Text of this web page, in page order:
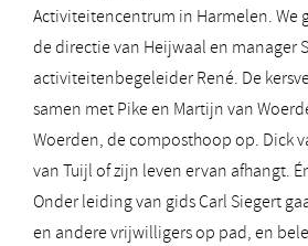
Activiteitencentrum in Harmelen. We
de directie van Heijwaal en manager
activiteitenbegeleider René. De
samen met Pike en Martijn van
Woerden, de composthoop op. Dick
van Tuijl of zijn leven ervan afhangt.
Onder leiding van gids Carl Siegert
en andere vrijwilligers op pad, en